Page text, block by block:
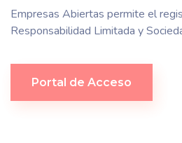
Empresas Abiertas permite el
Responsabilidad Limitada y
Portal de Acceso